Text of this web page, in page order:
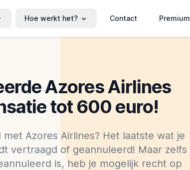
Hoe werkt het? Contact Premium
Azores Airlines
tot 600 euro!
Azores Airlines? Het laatste wat je
vertraagd of geannuleerd! Maar zelfs
is, heb je mogelijk recht op